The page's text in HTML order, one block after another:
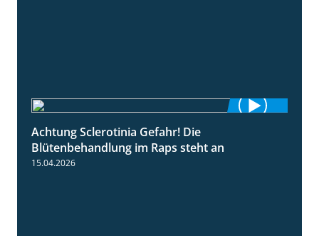
Achtung Sclerotinia Gefahr! Die
Blütenbehandlung im Raps steht an
15.04.2026